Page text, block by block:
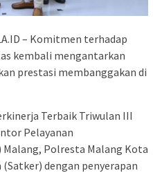
– Komitmen terhadap
kembali mengantarkan
prestasi membanggakan di
Terbaik Triwulan III
Pelayanan
Malang, Polresta Malang Kota
dengan penyerapan